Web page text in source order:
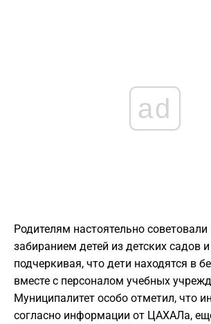
ad
Родителям настоятельно
забиранием детей из детских садов
подчеркивая, что дети находятся в
вместе с персоналом учебных
Муниципалитет особо отметил, что
согласно информации от ЦАХАЛа,